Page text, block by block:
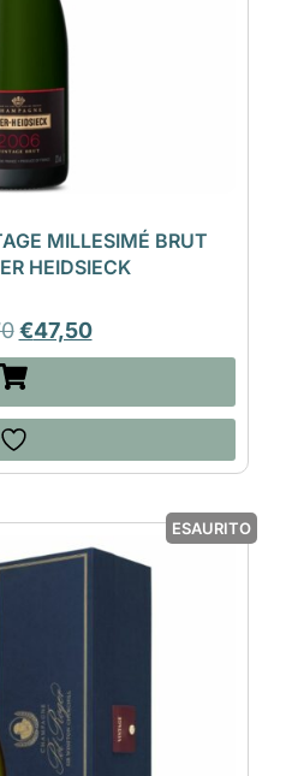
MILLESIMÉ BRUT
HEIDSIECK
€47,50
ESAURITO